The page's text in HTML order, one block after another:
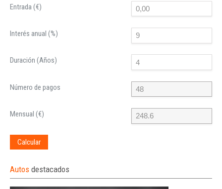
Entrada (€)
Interés anual (%)
Duración (Años)
Número de pagos
Mensual (€)
Calcular
Autos destacados